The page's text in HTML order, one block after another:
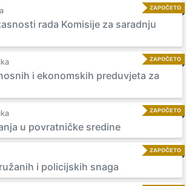
ZAPOČETO
rada Komisije za saradnju
ZAPOČETO
i ekonomskih preduvjeta za
ZAPOČETO
u povratničke sredine
ZAPOČETO
i policijskih snaga